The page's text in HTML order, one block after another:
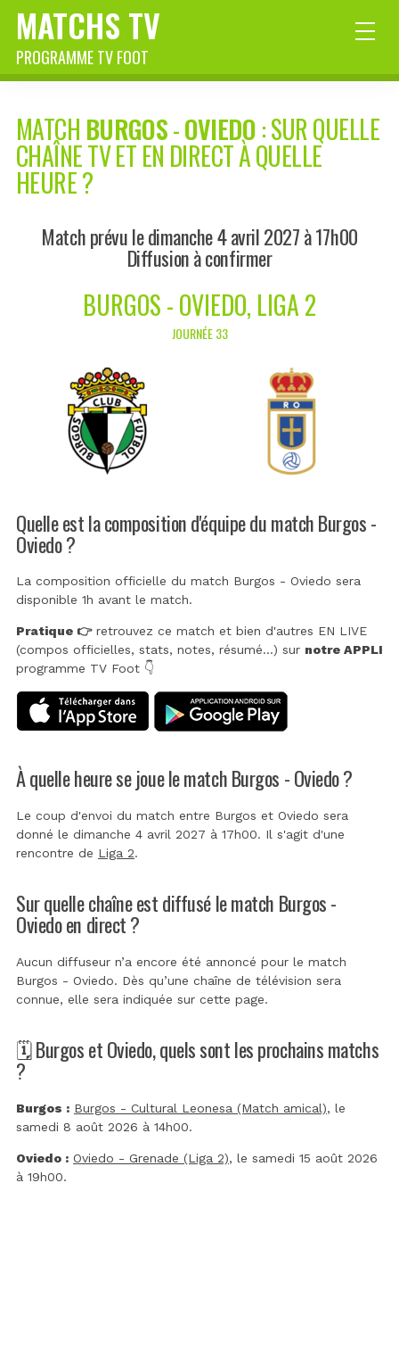
MATCHS TV
PROGRAMME TV FOOT
MATCH BURGOS-OVIEDO: SUR QUELLE
CHAÎNE TV ET EN DIRECT À QUELLE
HEURE ?
Match prévu le dimanche 4 avril 2027 à 17h00
Diffusion à confirmer
BURGOS - OVIEDO, LIGA 2
JOURNÉE 33
Quelle est la composition d'équipe du match Burgos -
Oviedo ?
La composition officielle du match Burgos - Oviedo sera
disponible 1h avant le match.
Pratique 👉retrouvez ce match et bien d'autres EN LIVE
(compos officielles, stats, notes, résumé...) sur notre APPLI
programme TV Foot 👇
À quelle heure se joue le match Burgos - Oviedo ?
Le coup d'envoi du match entre Burgos et Oviedo sera
donné le dimanche 4 avril 2027 à 17h00. Il s'agit d'une
rencontre de Liga 2.
Sur quelle chaîne est diffusé le match Burgos -
Oviedo en direct ?
Aucun diffuseur n’a encore été annoncé pour le match
Burgos - Oviedo. Dès qu’une chaîne de télévision sera
connue, elle sera indiquée sur cette page.
🗓️ Burgos et Oviedo, quels sont les prochains matchs
?
Burgos : Burgos - Cultural Leonesa (Match amical), le
samedi 8 août 2026 à 14h00.
Oviedo : Oviedo - Grenade (Liga 2), le samedi 15 août 2026
à 19h00.